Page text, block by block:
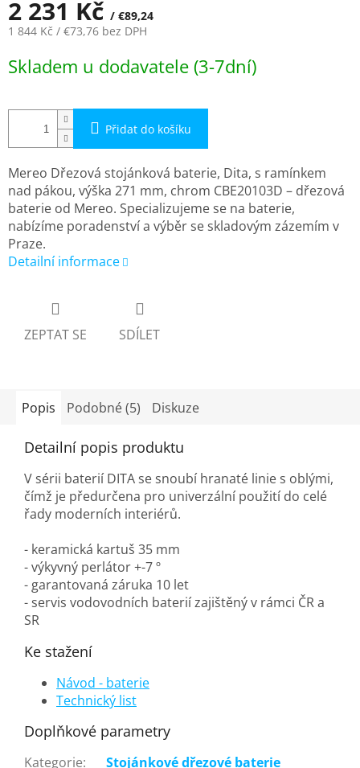
2 231 Kč / €89,24
1 844 Kč / €73,76 bez DPH
cena:
Skladem u dodavatele (3-7dní)
Přidat do košíku
Mereo Dřezová stojánková baterie, Dita, s ramínkem
nad pákou, výška 271 mm, chrom CBE20103D – dřezová
baterie od Mereo. Specializujeme se na baterie,
nabízíme poradenství a výběr se skladovým zázemím v
Praze.
Detailní informace
ZEPTAT SE SDÍLET
Popis Podobné (5) Diskuze
Detailní popis produktu
V sérii baterií DITA se snoubí hranaté linie s oblými,
čímž je předurčena pro univerzální použití do celé
řady moderních interiérů.
- keramická kartuš 35 mm
- výkyvný perlátor +-7 º
- garantovaná záruka 10 let
- servis vodovodních baterií zajištěný v rámci ČR a
SR
Ke stažení
Návod - baterie
Technický list
Doplňkové parametry
Kategorie:
Stojánkové dřezové baterie